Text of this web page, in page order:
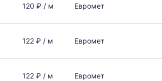
120 ₽ / м Евромет
122 ₽ / м Евромет
122 ₽ / м Евромет